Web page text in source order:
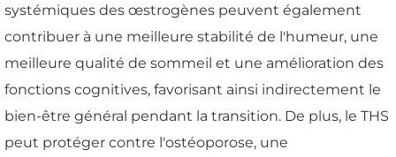
systémiques des œstrogènes peuvent également
contribuer à une meilleure stabilité de l'humeur, une
meilleure qualité de sommeil et une amélioration des
fonctions cognitives, favorisant ainsi indirectement le
bien-être général pendant la transition. De plus, le THS
peut protéger contre l'ostéoporose, une